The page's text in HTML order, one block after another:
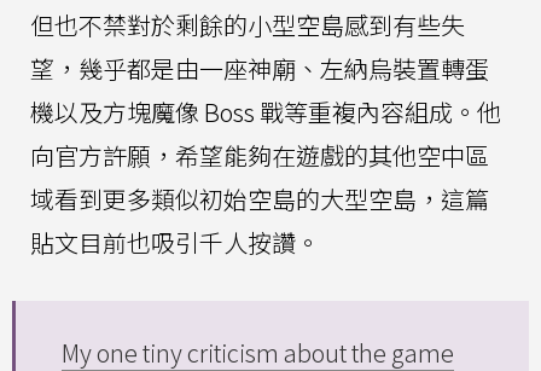
但也不禁對於剩餘的小型空島感到有些失
望，幾乎都是由一座神廟、左納烏裝置轉蛋
機以及方塊魔像 Boss 戰等重複內容組成。他
向官方許願，希望能夠在遊戲的其他空中區
域看到更多類似初始空島的大型空島，這篇
貼文目前也吸引千人按讚。
My one tiny criticism about the game